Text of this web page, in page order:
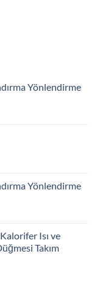
Yönlendirme
Yönlendirme
Isı ve
Takım